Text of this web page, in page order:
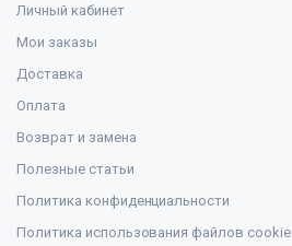
Личный кабинет
Мои заказы
Доставка
Оплата
Возврат и замена
Полезные статьи
Политика конфиденциальности
Политика использования файлов cookie